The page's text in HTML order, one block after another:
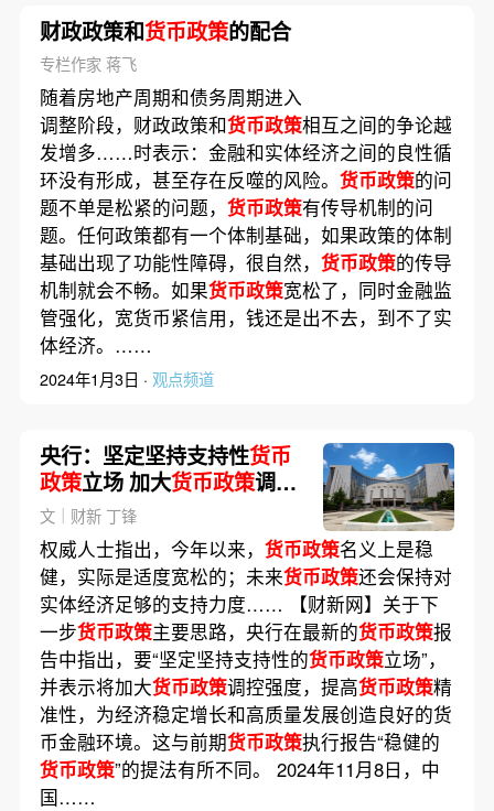
财政政策和货币政策的配合
专栏作家 蒋飞
随着房地产周期和债务周期进入
调整阶段，财政政策和货币政策相互之间的争论越
发增多……时表示：金融和实体经济之间的良性循
环没有形成，甚至存在反噬的风险。 货币政策的问
题不单是松紧的问题， 货币政策有传导机制的问
题。任何政策都有一个体制基础，如果政策的体制
基础出现了功能性障碍，很自然， 货币政策的传导
机制就会不畅。如果货币政策宽松了，同时金融监
管强化，宽货币紧信用，钱还是出不去，到不了实
体经济。……
2024年1月3日 · 观点频道
央行：坚定坚持支持性货币
政策立场 加大货币政策调控
强度
文｜财新 丁锋
权威人士指出，今年以来， 货币政策名义上是稳
健，实际是适度宽松的；未来货币政策还会保持对
实体经济足够的支持力度…… 【财新网】关于下
一步货币政策主要思路，央行在最新的货币政策报
告中指出，要“坚定坚持支持性的货币政策立场”，
并表示将加大货币政策调控强度，提高货币政策精
准性，为经济稳定增长和高质量发展创造良好的货
币金融环境。这与前期货币政策执行报告“稳健的
货币政策”的提法有所不同。 2024年11月8日，中
国……